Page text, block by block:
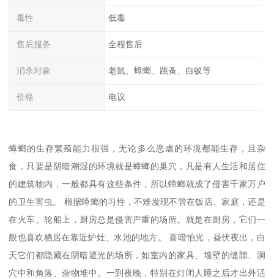
毒性 低毒
售后服务 全程售后
消杀对象 老鼠、蟑螂、跳蚤、白蚁等
价格 电议
蟑螂的生存繁殖能力很强，无论多么恶虐的环境都能生存，且杂
食，只要是阴暗潮湿的环境就是蟑螂的巢穴，凡是有人生活和居住
的建筑物内，一般都具有这些条件，所以蟑螂就成了侵害千家万户
的卫生害虫。 根据蟑螂的习性，不难发现不管在饭店、家庭，还是
在火车、轮船上，厨房总是侵害严重的场所。就是在厨房，它们一
般也喜欢栖居在靠近炉灶、水池的地方。 喜暗怕光，昼伏夜出，白
天它们都隐藏在阴暗避光的场所，如室内的家具、墙壁的缝隙、洞
穴中和角落、杂物堆中。一到夜晚，特别在灯闭人睡之后才出外活